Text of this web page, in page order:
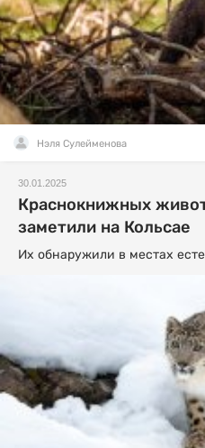
Нэля Сулейменова
30.01.2025
Краснокнижных
заметили на Кольсае
Их обнаружили в местах